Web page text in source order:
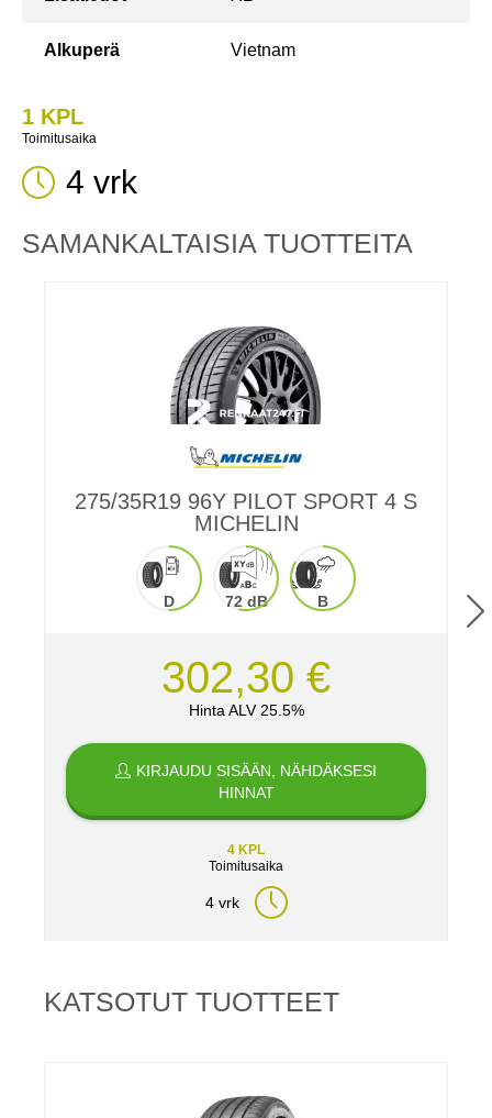
Alkuperä Vietnam
1 KPL
Toimitusaika
4 vrk
SAMANKALTAISIA ​​TUOTTEITA
275/35R19 96Y PILOT SPORT 4 S
MICHELIN
D 72 dB B
302,30 €
Hinta ALV 25.5%
KIRJAUDU SISÄÄN, NÄHDÄKSESI
HINNAT
4 KPL
Toimitusaika
4 vrk
KATSOTUT TUOTTEET